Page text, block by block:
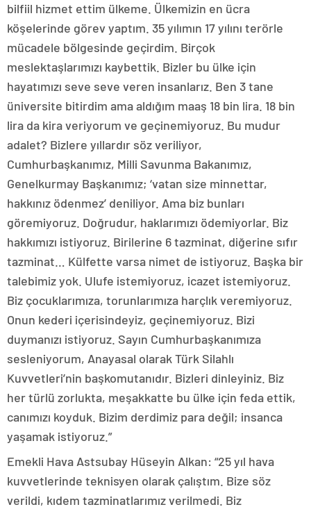
bilfiil hizmet ettim ülkeme. Ülkemizin en ücra
köşelerinde görev yaptım. 35 yılımın 17 yılını terörle
mücadele bölgesinde geçirdim. Birçok
meslektaşlarımızı kaybettik. Bizler bu ülke için
hayatımızı seve seve veren insanlarız. Ben 3 tane
üniversite bitirdim ama aldığım maaş 18 bin lira. 18 bin
lira da kira veriyorum ve geçinemiyoruz. Bu mudur
adalet? Bizlere yıllardır söz veriliyor,
Cumhurbaşkanımız, Milli Savunma Bakanımız,
Genelkurmay Başkanımız; ‘vatan size minnettar,
hakkınız ödenmez’ deniliyor. Ama biz bunları
göremiyoruz. Doğrudur, haklarımızı ödemiyorlar. Biz
hakkımızı istiyoruz. Birilerine 6 tazminat, diğerine sıfır
tazminat… Külfette varsa nimet de istiyoruz. Başka bir
talebimiz yok. Ulufe istemiyoruz, icazet istemiyoruz.
Biz çocuklarımıza, torunlarımıza harçlık veremiyoruz.
Onun kederi içerisindeyiz, geçinemiyoruz. Bizi
duymanızı istiyoruz. Sayın Cumhurbaşkanımıza
sesleniyorum, Anayasal olarak Türk Silahlı
Kuvvetleri’nin başkomutanıdır. Bizleri dinleyiniz. Biz
her türlü zorlukta, meşakkatte bu ülke için feda ettik,
canımızı koyduk. Bizim derdimiz para değil; insanca
yaşamak istiyoruz.”
Emekli Hava Astsubay Hüseyin Alkan: “25 yıl hava
kuvvetlerinde teknisyen olarak çalıştım. Bize söz
verildi, kıdem tazminatlarımız verilmedi. Biz